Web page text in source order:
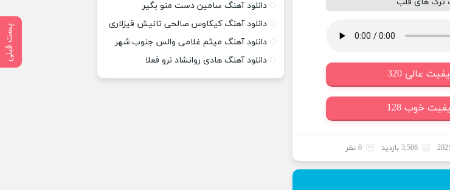
پست قبلی
عالی 320
خوب 128
3,506 بازدید 0 نظر
دانلود آهنگ سامین دست منو بگیر
دانلود آهنگ کیکاوس صالحی تانیش قیزلاری
دانلود آهنگ میثم غلامی والس جنوب شهر
دانلود آهنگ هادی روانشاد نرو فعلا